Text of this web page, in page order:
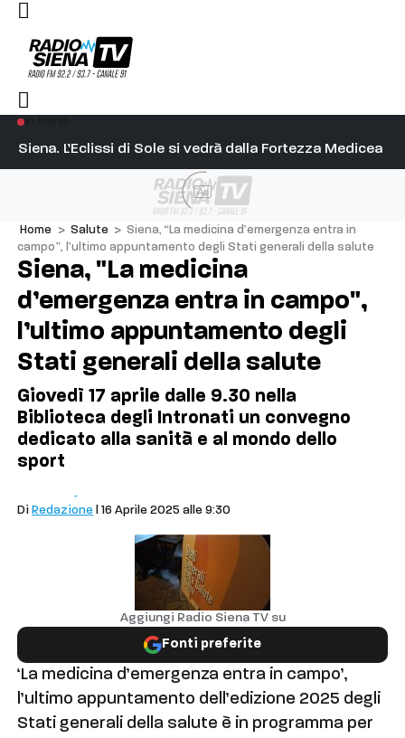
Siena. L’Eclissi di Sole si vedrà dalla Fortezza Medicea
su Diosu sono state poco corrette”
Ad
Home > Salute > Siena, “La medicina d’emergenza entra in
campo”, l’ultimo appuntamento degli Stati generali della salute
Siena, "La medicina
d’emergenza entra in campo",
l’ultimo appuntamento degli
Stati generali della salute
Giovedì 17 aprile dalle 9.30 nella
Biblioteca degli Intronati un convegno
dedicato alla sanità e al mondo dello
sport
Di Redazione | 16 Aprile 2025 alle 9:30
Aggiungi Radio Siena TV su
Fonti preferite
‘La medicina d’emergenza entra in campo’,
l’ultimo appuntamento dell’edizione 2025 degli
Stati generali della salute è in programma per